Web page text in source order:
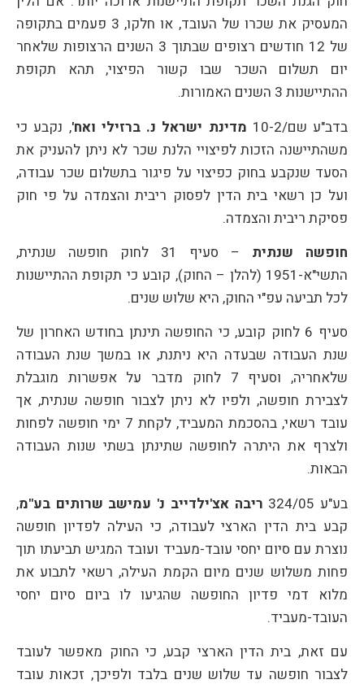
המעסיק את שכרו של העובד, או חלקו, 3 פעמים בתקופה
של 12 חודשים רצופים שבתוך 3 השנים הרצופות שלאחר
יום תשלום השכר שבו קשור הפיצוי, תהא תקופת
ההתיישנות 3 השנים האמורות.
בדב"ע שם/10-2
מדינת ישראל נ. ברזילי ואח', נקבע כי
משהתיישנה הזכות לפיצויי הלנת שכר לא ניתן להעניק את
הסעד שנקבע בחוק כפיצוי על פיגור בתשלום שכר עבודה,
ועל כן רשאי בית הדין לפסוק ריבית והצמדה על פי חוק
פסיקת ריבית והצמדה.
חופשה שנתית
– סעיף 31 לחוק חופשה שנתית,
התשי"א-1951 (להלן – החוק), קובע כי תקופת ההתיישנות
לכל תביעה עפ"י החוק, היא שלוש שנים.
סעיף 6 לחוק קובע, כי החופשה תינתן בחודש האחרון של
שנת העבודה שבעדה היא ניתנת, או במשך שנת העבודה
שלאחריה, וסעיף 7 לחוק מדבר על אפשרות מוגבלת
לצבירת חופשה, ולפיו לא ניתן לצבור חופשה שנתית, אך
עובד רשאי, בהסכמת המעביד, לקחת 7 ימי חופשה לפחות
ולצרף את היתרה לחופשה שתינתן בשתי שנות העבודה
הבאות.
בע"ע 324/05
ריבה אצ'ילדייב נ' עמישב שרותים בע"מ,
קבע בית הדין הארצי לעבודה, כי העילה לפדיון חופשה
נוצרת עם סיום יחסי עובד-מעביד ועובד המגיש תביעתו תוך
פחות משלוש שנים מיום הקמת העילה, רשאי לתבוע את
מלוא דמי פדיון החופשה שהגיעו לו ביום סיום יחסי
העובד-מעביד.
עם זאת, בית הדין הארצי קבע, כי החוק מאפשר לעובד
לצבור חופשה עד שלוש שנים בלבד ולפיכך, זכאות עובד